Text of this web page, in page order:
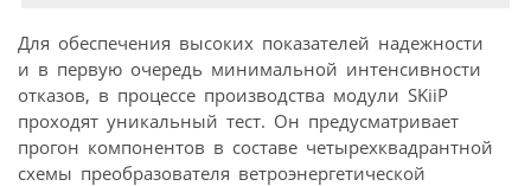
Для обеспечения высоких показателей надежности
и в первую очередь минимальной интенсивности
отказов, в процессе производства модули SKiiP
проходят уникальный тест. Он предусматривает
прогон компонентов в составе четырехквадрантной
схемы преобразователя ветроэнергетической